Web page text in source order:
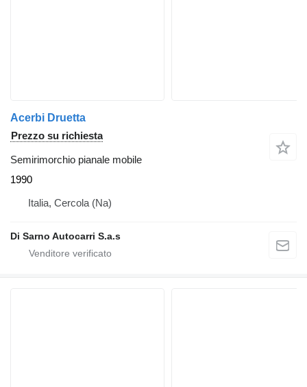
Acerbi Druetta
Prezzo su richiesta
Semirimorchio pianale mobile
1990
Italia, Cercola (Na)
Di Sarno Autocarri S.a.s